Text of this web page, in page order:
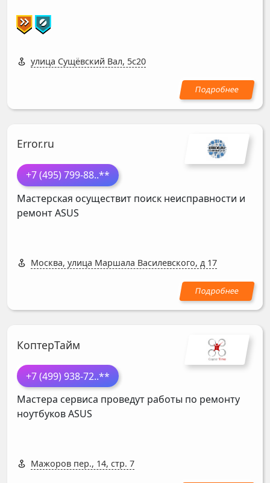
улица Сущёвский Вал, 5с20
Error.ru
+7 (495) 799-88..**
Мастерская осуществит поиск неисправности и
ремонтASUS
Москва, улица Маршала Василевского, д 17
КоптерТайм
+7 (499) 938-72..**
Мастера сервиса проведут работы по ремонту
ноутбуковASUS
Мажоров пер., 14, стр. 7